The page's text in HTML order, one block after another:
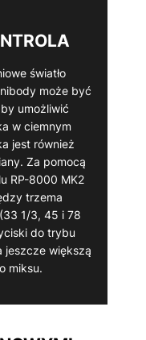
światło
może być
umożliwić
w ciemnym
jest również
Za pomocą
RP-8000 MK2
trzema
1/3, 45 i 78
do trybu
jeszcze większą
miksu.